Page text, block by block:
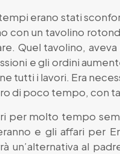
erano stati
con un tavolino
Quel tavolino,
e gli ordini
tutti i lavori. Era
di poco tempo, con
per molto tempo
e gli affari per
un’alternativa al